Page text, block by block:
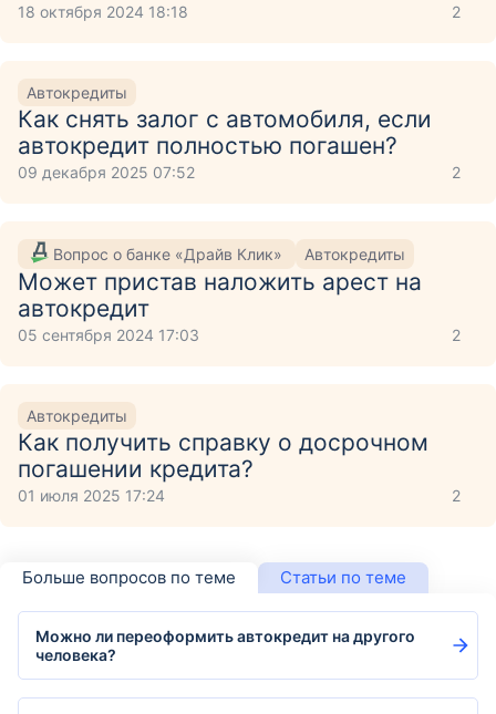
18 октября 2024 18:18 2
Автокредиты
Как снять залог с автомобиля, если
автокредит полностью погашен?
09 декабря 2025 07:52 2
Вопрос о банке «Драйв Клик» Автокредиты
Может пристав наложить арест на
автокредит
05 сентября 2024 17:03 2
Автокредиты
Как получить справку о досрочном
погашении кредита?
01 июля 2025 17:24 2
Больше вопросов по теме Статьи по теме
Можно ли переоформить автокредит на другого
человека?